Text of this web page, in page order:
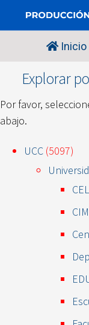
Inicio
Explorar
Por favor,
abajo.
UCC (5097)